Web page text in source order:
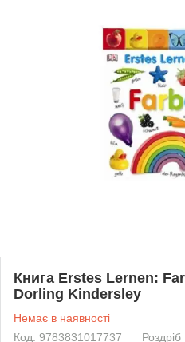
Книга Erstes Lernen:
Dorling Kindersley
Немає в наявності
Код: 9783831017737
Роздріб